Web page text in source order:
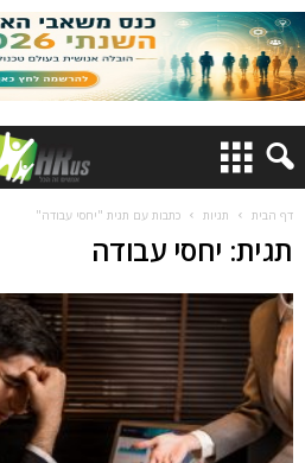
דף הבית תגיות כתבות עם תגית "יחסי עבודה"
תגית: יחסי עבודה